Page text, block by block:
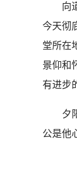
向道
今天彻
堂所在
景仰和
有进步
夕阳
公是他